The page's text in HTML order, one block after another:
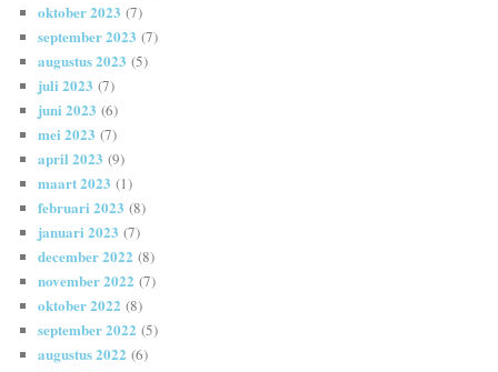
oktober 2023 (7)
september 2023 (7)
augustus 2023 (5)
juli 2023 (7)
juni 2023 (6)
mei 2023 (7)
april 2023 (9)
maart 2023 (1)
februari 2023 (8)
januari 2023 (7)
december 2022 (8)
november 2022 (7)
oktober 2022 (8)
september 2022 (5)
augustus 2022 (6)